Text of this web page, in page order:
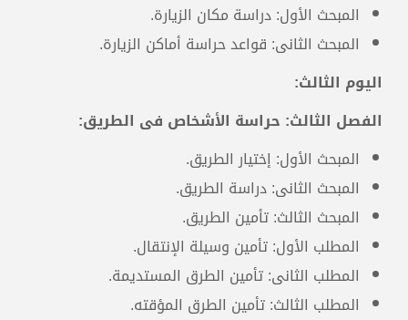
المبحث الأول: دراسة مكان الزيارة.
المبحث الثانى: قواعد حراسة أماكن الزيارة.
اليوم الثالث:
الفصل الثالث: حراسة الأشخاص فى الطريق:
المبحث الأول: إختيار الطريق.
المبحث الثانى: دراسة الطريق.
المبحث الثالث: تأمين الطريق.
المطلب الأول: تأمين وسيلة الإنتقال.
المطلب الثانى: تأمين الطرق المستديمة.
المطلب الثالث: تأمين الطرق المؤقته.